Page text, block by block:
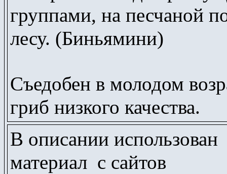
группами, на песчаной
лесу. (Биньямини)
Съедобен в молодом
гриб низкого качества.
В описании использован
материал с сайтов